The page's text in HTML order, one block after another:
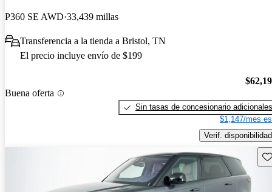
P360 SE AWD 33,439 millas
Transferencia a la tienda a Bristol, TN
El precio incluye envío de $199
Buena oferta
Sin tasas de concesionario adicionales
$1,147/mes
Verif. disponibilidad